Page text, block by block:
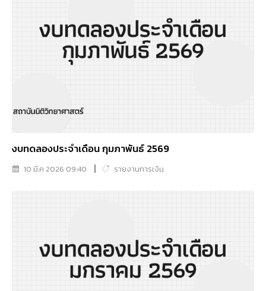
งบทดลองประจำเดือน กุมภาพันธ์ 2569
10 มี.ค 2026 09:40 รายงานการเงิน